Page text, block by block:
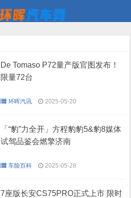
De Tomaso P72量产版官图发布！
限量72台
环晖汽讯 2025-05-20
「“豹”力全开」方程豹豹5&豹8媒体
试驾品鉴会燃擎济南
车险百科 2025-05-28
7座版长安CS75PRO正式上市 限时